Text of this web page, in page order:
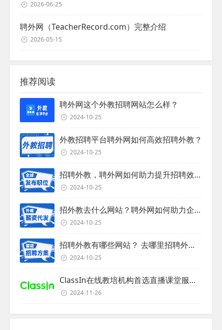
2026-06-25
聘外网（TeacherRecord.com）完整介绍
2026-05-15
推荐阅读
聘外网这个外教招聘网站怎么样？
2024-10-25
外教招聘平台聘外网如何高效招聘外教？
2024-10-25
招聘外教，聘外网如何助力提升招聘效率？
2024-10-25
招外教去什么网站？聘外网如何助力企业外教招聘
2024-10-25
招聘外教有哪些网站？ 去哪里招聘外教？
2024-10-25
ClassIn在线教培机构首选直播课堂服务商
2024-11-26